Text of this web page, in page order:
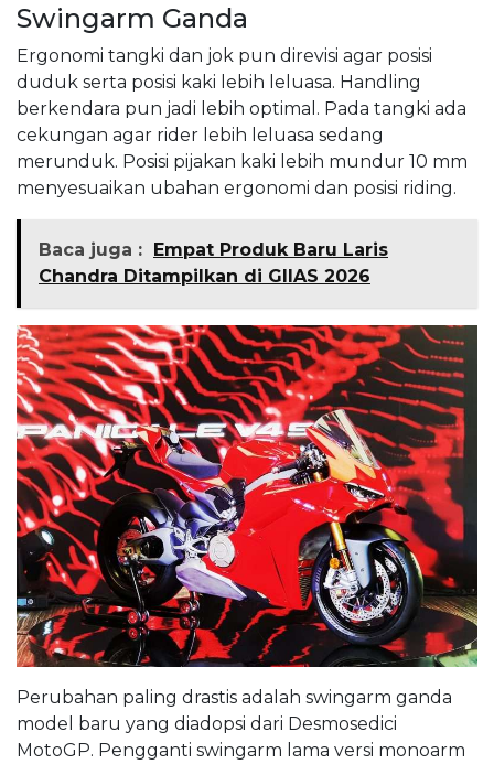
Swingarm Ganda
Ergonomi tangki dan jok pun direvisi agar posisi
duduk serta posisi kaki lebih leluasa. Handling
berkendara pun jadi lebih optimal. Pada tangki ada
cekungan agar rider lebih leluasa sedang
merunduk. Posisi pijakan kaki lebih mundur 10 mm
menyesuaikan ubahan ergonomi dan posisi riding.
Baca juga : Empat Produk Baru Laris
Chandra Ditampilkan di GIIAS 2026
Perubahan paling drastis adalah swingarm ganda
model baru yang diadopsi dari Desmosedici
MotoGP. Pengganti swingarm lama versi monoarm